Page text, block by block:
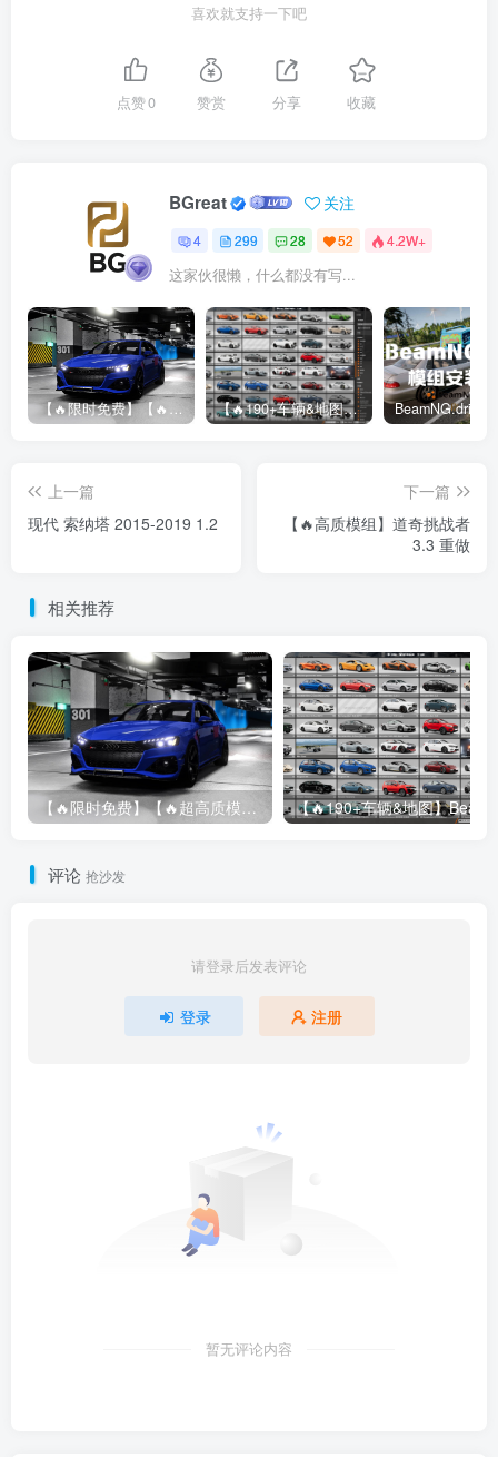
喜欢就支持一下吧
点赞0 赞赏 分享 收藏
BGreat 关注
4 299 28 52 4.2W+
这家伙很懒，什么都没有写...
【🔥限时免费】【🔥超高质模组】2022 奥迪 A4/S4/RS4 Avant 2.61 【🔥190+车辆&地图】BeamNG整合包
上一篇
现代 索纳塔 2015-2019 1.2
下一篇
【🔥高质模组】道奇挑战者
3.3 重做
相关推荐
【🔥限时免费】【🔥超高质模组】2022 奥迪 A4/S4/RS4 Avant 2.61
评论 抢沙发
请登录后发表评论
登录 注册
暂无评论内容